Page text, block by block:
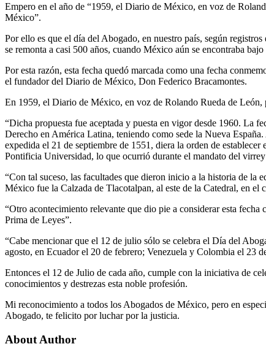
Empero en el año de “1959, el Diario de México, en voz de
México”.
Por ello es que el día del Abogado, en nuestro país, según
se remonta a casi 500 años, cuando México aún se encontraba
Por esta razón, esta fecha quedó marcada como una fecha
el fundador del Diario de México, Don Federico Bracamontes.
En 1959, el Diario de México, en voz de Rolando Rueda de
“Dicha propuesta fue aceptada y puesta en vigor desde 1960. La
Derecho en América Latina, teniendo como sede la Nueva
expedida el 21 de septiembre de 1551, diera la orden de
Pontificia Universidad, lo que ocurrió durante el mandato del
“Con tal suceso, las facultades que dieron inicio a la historia de
México fue la Calzada de Tlacotalpan, al este de la Catedral, en el
“Otro acontecimiento relevante que dio pie a considerar esta
Prima de Leyes”.
“Cabe mencionar que el 12 de julio sólo se celebra el Día del
agosto, en Ecuador el 20 de febrero; Venezuela y Colombia el 23
Entonces el 12 de Julio de cada año, cumple con la iniciativa de
conocimientos y destrezas esta noble profesión.
Mi reconocimiento a todos los Abogados de México, pero en
Abogado, te felicito por luchar por la justicia.
About Author